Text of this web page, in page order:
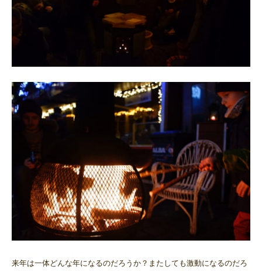
来年は一体どんな年になるのだろうか？またしても激動になるのだろ